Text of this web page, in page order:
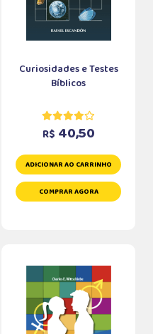
Curiosidades e Testes
Bíblicos
R$ 40,50
ADICIONAR AO CARRINHO
COMPRAR AGORA